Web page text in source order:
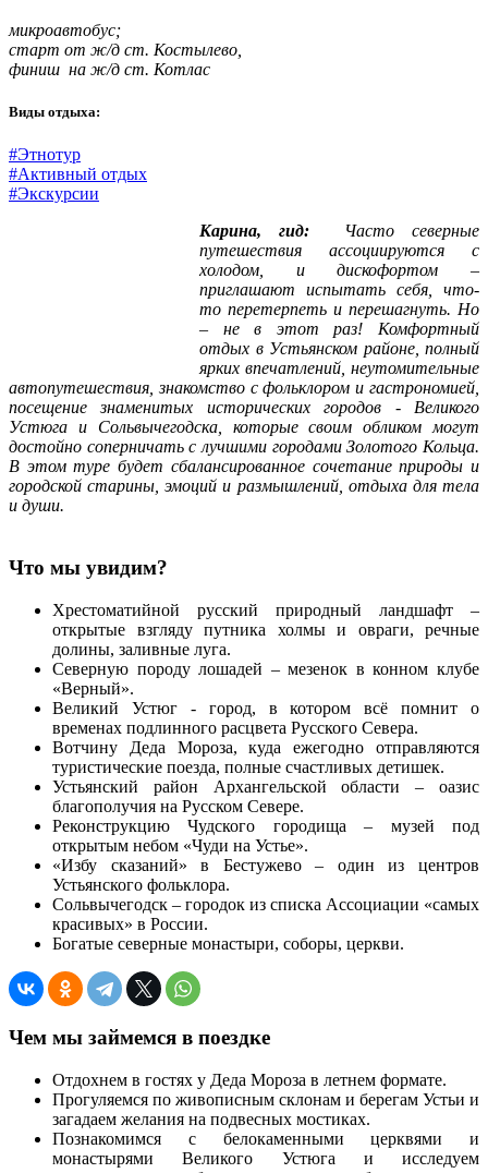
микроавтобус;
старт от ж/д ст. Костылево,
финиш на ж/д ст. Котлас
Виды отдыха:
#Этнотур
#Активный отдых
#Экскурсии
Карина, гид: Часто северные
путешествия ассоциируются с
холодом, и дискофортом –
приглашают испытать себя, что-
то перетерпеть и перешагнуть. Но
– не в этот раз! Комфортный
отдых в Устьянском районе, полный
ярких впечатлений, неутомительные
автопутешествия, знакомство с фольклором и гастрономией,
посещение знаменитых исторических городов - Великого
Устюга и Сольвычегодска, которые своим обликом могут
достойно соперничать с лучшими городами Золотого Кольца.
В этом туре будет сбалансированное сочетание природы и
городской старины, эмоций и размышлений, отдыха для тела
и души.
Что мы увидим?
Хрестоматийной русский природный ландшафт –
открытые взгляду путника холмы и овраги, речные
долины, заливные луга.
Северную породу лошадей – мезенок в конном клубе
«Верный».
Великий Устюг - город, в котором всё помнит о
временах подлинного расцвета Русского Севера.
Вотчину Деда Мороза, куда ежегодно отправляются
туристические поезда, полные счастливых детишек.
Устьянский район Архангельской области – оазис
благополучия на Русском Севере.
Реконструкцию Чудского городища – музей под
открытым небом «Чуди на Устье».
«Избу сказаний» в Бестужево – один из центров
Устьянского фольклора.
Сольвычегодск – городок из списка Ассоциации «самых
красивых» в России.
Богатые северные монастыри, соборы, церкви.
Чем мы займемся в поездке
Отдохнем в гостях у Деда Мороза в летнем формате.
Прогуляемся по живописным склонам и берегам Устьи и
загадаем желания на подвесных мостиках.
Познакомимся с белокаменными церквями и
монастырями Великого Устюга и исследуем